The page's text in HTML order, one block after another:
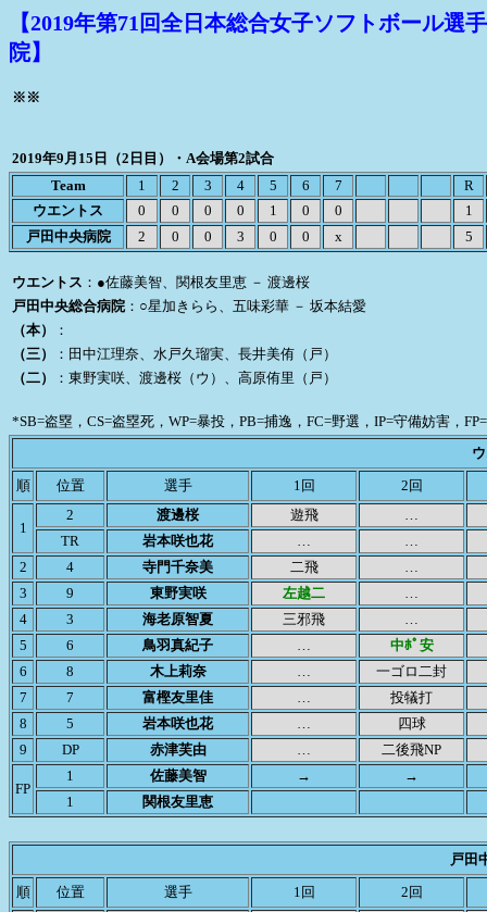
【2019年第71回全日本総合女子ソフトボール
院】
※※
2019年9月15日（2日目）・A会場第2試合
Team
1 2 3 4 5 6 7
R
ウエントス
0 0 0 0 1 0 0
1
戸田中央病院
2 0 0 3 0 0 x 5
ウエントス ：●佐藤美智、関根友里恵 － 渡邊桜
戸田中央総合病院 ：○星加きらら、五味彩華 － 坂本結愛
（本）
：
（三）
：田中江理奈、水戸久瑠実、長井美侑（戸）
（二）
：東野実咲、渡邊桜（ウ）、高原侑里（戸）
*SB=盗塁，CS=盗塁死，WP=暴投，PB=捕逸，FC=野選，IP=守備妨害，
順
位置 選手 1回 2回
1
2 渡邊桜 遊飛
…
TR
岩本咲也花 …
…
2
4 寺門千奈美 二飛
…
3
9 東野実咲 左越二
…
4
3 海老原智夏 三邪飛
…
5
6 鳥羽真紀子 …
中ﾎﾟ安
6
8 木上莉奈 …
一ゴロ二封
7
7 富樫友里佳 …
投犠打
8
5 岩本咲也花 …
四球
9
DP 赤津芙由 … 二後飛NP
FP
1 佐藤美智 →
→
1
関根友里恵
戸田
順
位置 選手 1回 2回